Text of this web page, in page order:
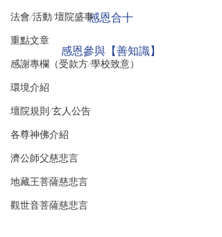
法會/活動/壇院盛事
重點文章
感謝專欄（受款方/學校致意）
環境介紹
壇院規則/玄人公告
各尊神佛介紹
濟公師父慈悲言
地藏王菩薩慈悲言
觀世音菩薩慈悲言
感恩合十
感恩參與【善知識】